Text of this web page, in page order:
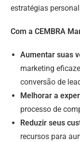
estratégias
Com a CEMBRA
Aumentar suas
marketing
conversão de
Melhorar a
processo de
Reduzir seus
recursos para